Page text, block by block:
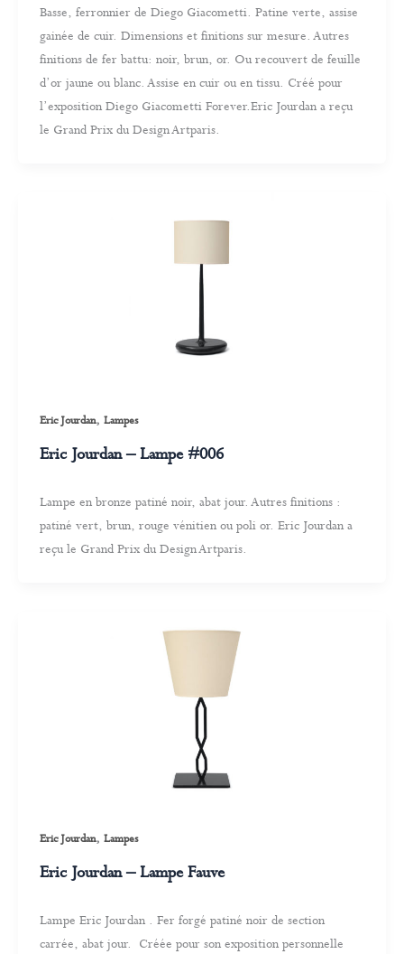
Basse, ferronnier de Diego Giacometti. Patine verte, assise
gainée de cuir. Dimensions et finitions sur mesure. Autres
finitions de fer battu: noir, brun, or. Ou recouvert de feuille
d’or jaune ou blanc. Assise en cuir ou en tissu. Créé pour
l’exposition Diego Giacometti Forever.Eric Jourdan a reçu
le Grand Prix du Design Artparis.
Eric Jourdan, Lampes
Eric Jourdan – Lampe #006
Lampe en bronze patiné noir, abat jour. Autres finitions :
patiné vert, brun, rouge vénitien ou poli or. Eric Jourdan a
reçu le Grand Prix du Design Artparis.
Eric Jourdan, Lampes
Eric Jourdan – Lampe Fauve
Lampe Eric Jourdan . Fer forgé patiné noir de section
carrée, abat jour. Créée pour son exposition personnelle